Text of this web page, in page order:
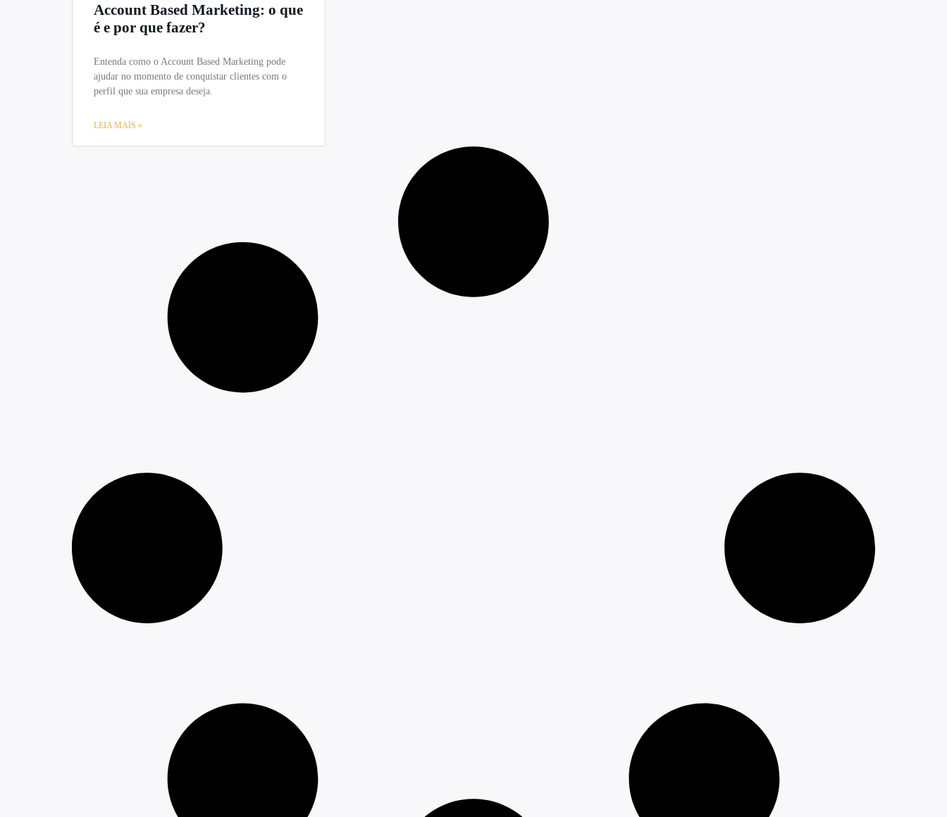
Account Based Marketing: o que
é e por que fazer?
Entenda como o Account Based Marketing pode
ajudar no momento de conquistar clientes com o
perfil que sua empresa deseja.
LEIA MAIS »